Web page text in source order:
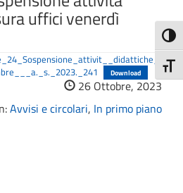
uffici venerdì
Download
26 Ottobre, 2023
Avvisi e circolari, In primo piano